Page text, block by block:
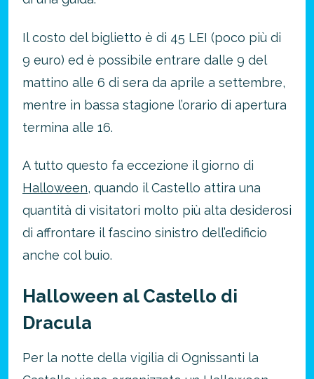
Il costo del biglietto è di 45 LEI (poco più di
9 euro) ed è possibile entrare dalle 9 del
mattino alle 6 di sera da aprile a settembre,
mentre in bassa stagione l’orario di apertura
termina alle 16.
A tutto questo fa eccezione il giorno di
Halloween, quando il Castello attira una
quantità di visitatori molto più alta desiderosi
di affrontare il fascino sinistro dell’edificio
anche col buio.
Halloween al Castello di
Dracula
Per la notte della vigilia di Ognissanti la